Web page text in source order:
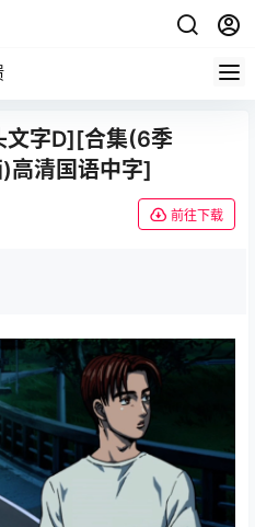
文字D][合集(6季
高清国语中字]
前往下载